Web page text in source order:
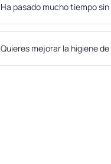
Ha pasado mucho tiempo
Quieres mejorar la higiene